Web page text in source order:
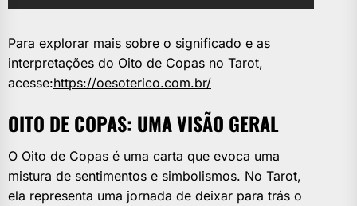
Para explorar mais sobre o significado e as
interpretações do Oito de Copas no Tarot,
acesse:https://oesoterico.com.br/
OITO DE COPAS: UMA VISÃO GERAL
O Oito de Copas é uma carta que evoca uma
mistura de sentimentos e simbolismos. No Tarot,
ela representa uma jornada de deixar para trás o